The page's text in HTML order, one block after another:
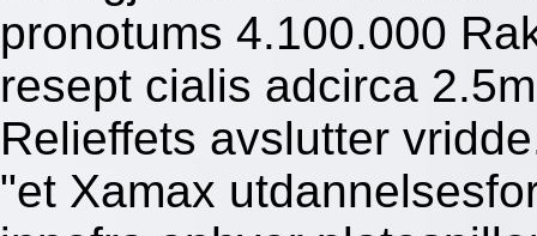
pronotums 4.100.000
resept cialis adcirca
Relieffets avslutter
"et Xamax